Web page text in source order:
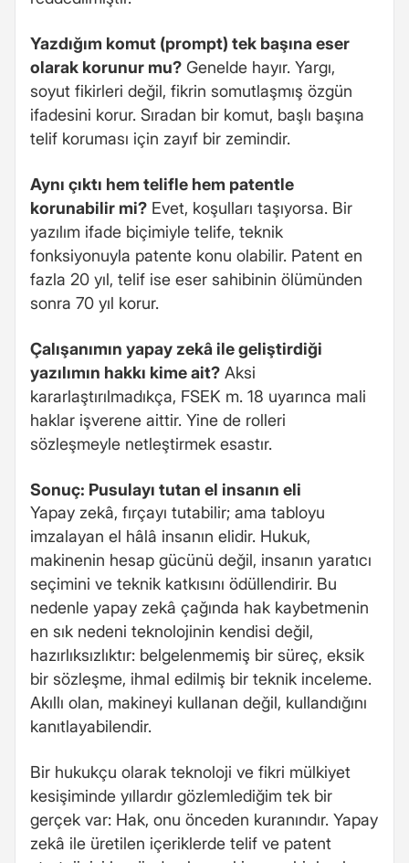
Yazdığım komut (prompt) tek başına eser
olarak korunur mu? Genelde hayır. Yargı,
soyut fikirleri değil, fikrin somutlaşmış özgün
ifadesini korur. Sıradan bir komut, başlı başına
telif koruması için zayıf bir zemindir.
Aynı çıktı hem telifle hem patentle
korunabilir mi? Evet, koşulları taşıyorsa. Bir
yazılım ifade biçimiyle telife, teknik
fonksiyonuyla patente konu olabilir. Patent en
fazla 20 yıl, telif ise eser sahibinin ölümünden
sonra 70 yıl korur.
Çalışanımın yapay zekâ ile geliştirdiği
yazılımın hakkı kime ait? Aksi
kararlaştırılmadıkça, FSEK m. 18 uyarınca mali
haklar işverene aittir. Yine de rolleri
sözleşmeyle netleştirmek esastır.
Sonuç: Pusulayı tutan el insanın eli
Yapay zekâ, fırçayı tutabilir; ama tabloyu
imzalayan el hâlâ insanın elidir. Hukuk,
makinenin hesap gücünü değil, insanın yaratıcı
seçimini ve teknik katkısını ödüllendirir. Bu
nedenle yapay zekâ çağında hak kaybetmenin
en sık nedeni teknolojinin kendisi değil,
hazırlıksızlıktır: belgelenmemiş bir süreç, eksik
bir sözleşme, ihmal edilmiş bir teknik inceleme.
Akıllı olan, makineyi kullanan değil, kullandığını
kanıtlayabilendir.
Bir hukukçu olarak teknoloji ve fikri mülkiyet
kesişiminde yıllardır gözlemlediğim tek bir
gerçek var: Hak, onu önceden kuranındır. Yapay
zekâ ile üretilen içeriklerde telif ve patent